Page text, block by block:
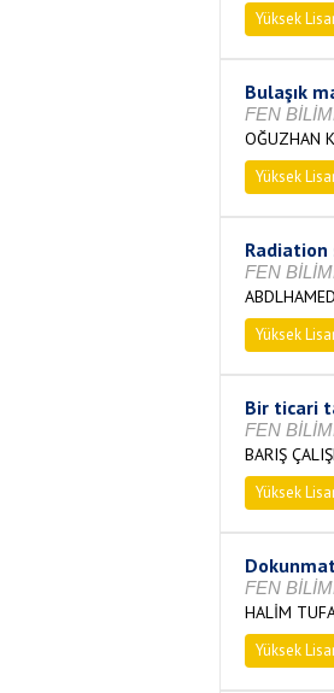
Yüksek
Bulaşık
FEN
OĞUZHAN
Yüksek
FEN
Yüksek
Bir ticari
FEN
BARIŞ
Yüksek
FEN
HALİM
Yüksek